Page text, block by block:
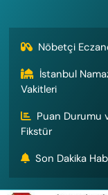
Nöbetçi
İstanbul
Vakitleri
Puan Durumu
Fikstür
Son Dakika